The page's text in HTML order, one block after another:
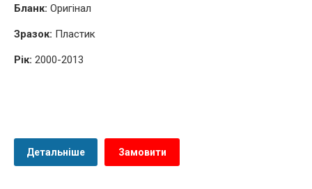
Бланк: Оригінал
Зразок: Пластик
Рік: 2000-2013
Детальніше Замовити